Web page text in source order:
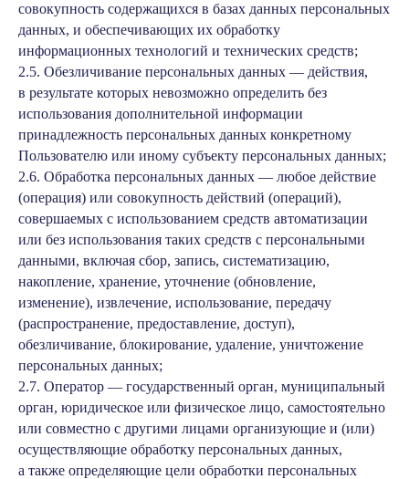
совокупность содержащихся в базах данных персональных
данных, и обеспечивающих их обработку
информационных технологий и технических средств;
2.5. Обезличивание персональных данных — действия,
в результате которых невозможно определить без
использования дополнительной информации
принадлежность персональных данных конкретному
Пользователю или иному субъекту персональных данных;
2.6. Обработка персональных данных — любое действие
(операция) или совокупность действий (операций),
совершаемых с использованием средств автоматизации
или без использования таких средств с персональными
данными, включая сбор, запись, систематизацию,
накопление, хранение, уточнение (обновление,
изменение), извлечение, использование, передачу
(распространение, предоставление, доступ),
обезличивание, блокирование, удаление, уничтожение
персональных данных;
2.7. Оператор — государственный орган, муниципальный
орган, юридическое или физическое лицо, самостоятельно
или совместно с другими лицами организующие и (или)
осуществляющие обработку персональных данных,
а также определяющие цели обработки персональных